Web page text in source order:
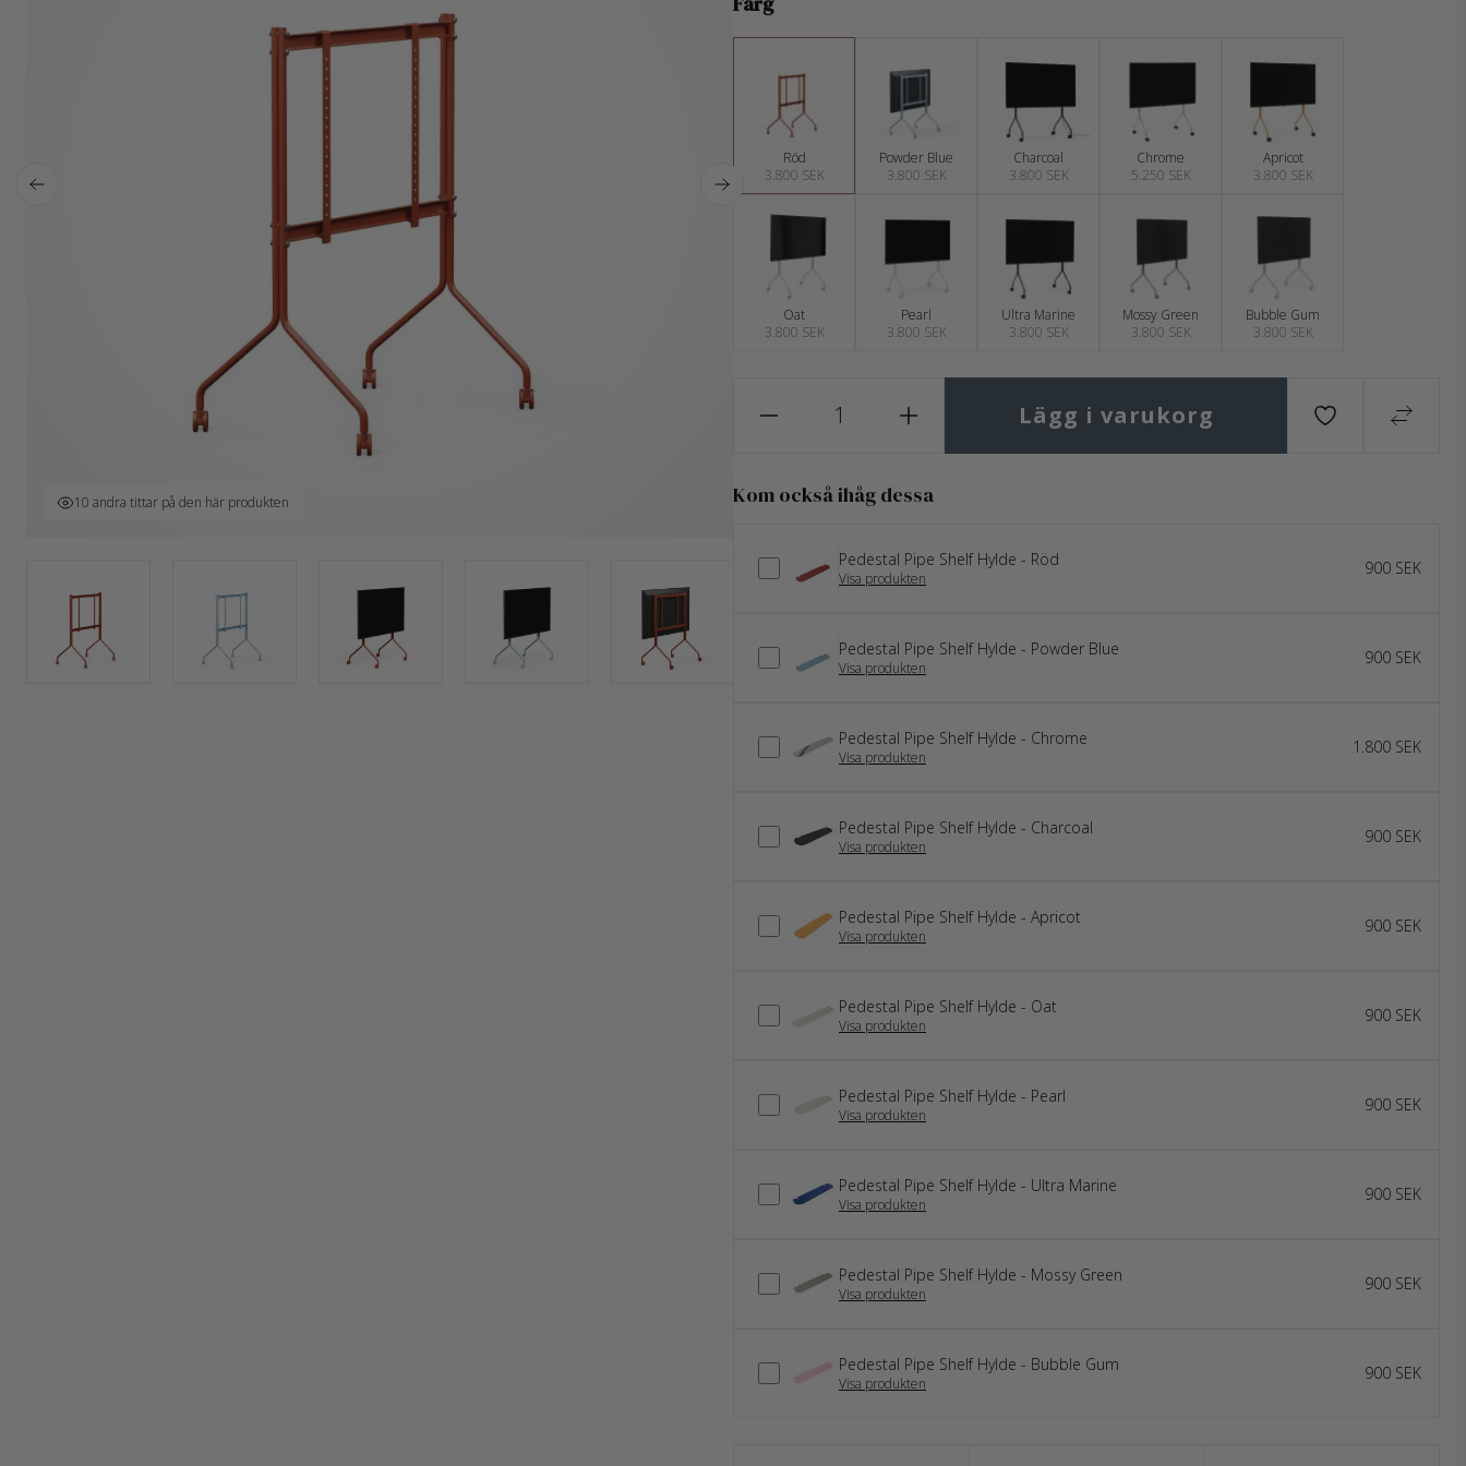
10 andra tittar på den här produkten
Röd
3.800 SEK
Powder Blue
3.800 SEK
Charcoal
3.800 SEK
Chrome
5.250 SEK
Apricot
3.800 SEK
Oat
3.800 SEK
Pearl
3.800 SEK
Ultra Marine
3.800 SEK
Mossy Green
3.800 SEK
Bubble Gum
3.800 SEK
Lägg i varukorg
Kom också ihåg dessa
Pedestal Pipe Shelf Hylde - Röd
Visa produkten
900 SEK
Pedestal Pipe Shelf Hylde - Powder Blue
Visa produkten
900 SEK
Pedestal Pipe Shelf Hylde - Chrome
Visa produkten
1.800 SEK
Pedestal Pipe Shelf Hylde - Charcoal
Visa produkten
900 SEK
Pedestal Pipe Shelf Hylde - Apricot
Visa produkten
900 SEK
Pedestal Pipe Shelf Hylde - Oat
Visa produkten
900 SEK
Pedestal Pipe Shelf Hylde - Pearl
Visa produkten
900 SEK
Pedestal Pipe Shelf Hylde - Ultra Marine
Visa produkten
900 SEK
Pedestal Pipe Shelf Hylde - Mossy Green
Visa produkten
900 SEK
Pedestal Pipe Shelf Hylde - Bubble Gum
Visa produkten
900 SEK